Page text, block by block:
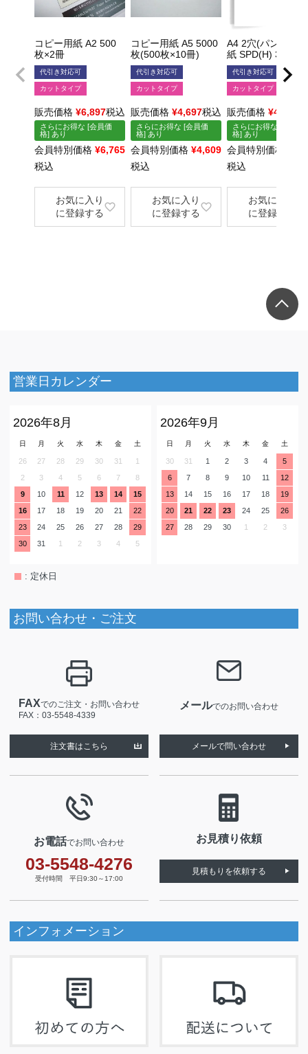
×
コピー用紙 A2 500
枚×2冊
代引き対応可
カットタイプ
販売価格 ¥6,897税込
さらにお得な [会員価
格] あり
会員特別価格 ¥6,765
税込
お気に入り
に登録する
コピー用紙 A5 5000
枚(500枚×10冊)
代引き対応可
カットタイプ
販売価格 ¥4,697税込
さらにお得な [会員価
格] あり
会員特別価格 ¥4,609
税込
お気に入り
に登録する
A4 2穴(パンチ済)
紙 SPD(H) 3000枚
代引き対応可
カットタイプ
販売価格 ¥4,719
さらにお得な [会員価
格] あり
会員特別価格
税込
お気に入り
に登録する
営業日カレンダー
2026年8月
日 月 火 水 木 金 土
26 27 28 29 30 31
1
2
3 4 5 6 7
8
9
10 11 12 13 14
15
16
17 18 19 20 21
22
23
24 25 26 27 28
29
30
31 1 2 3 4 5
2026年9月
日 月 火 水 木 金 土
30 31 1 2 3 4
5
6
7 8 9 10 11
12
13
14 15 16 17 18
19
20
21 22 23 24 25
26
27
28 29 30 1 2 3
: 定休日
お問い合わせ・ご注文
FAXでのご注文・お問い合わせ
FAX：03-5548-4339
注文書はこちら
メールでのお問い合わせ
メールで問い合わせ
お電話でお問い合わせ
03-5548-4276
受付時間 平日9:30～17:00
お見積り依頼
見積もりを依頼する
インフォメーション